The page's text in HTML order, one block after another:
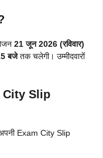
21 जून 2026 (रविवार)
बजेतक चलेगी। उम्मीदवारों
City Slip
अपनी Exam City Slip